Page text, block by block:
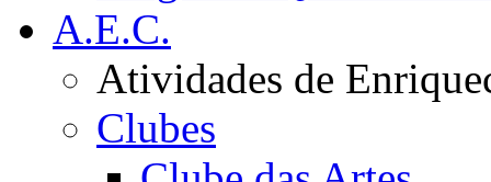
A.E.C.
Atividades de
Clubes